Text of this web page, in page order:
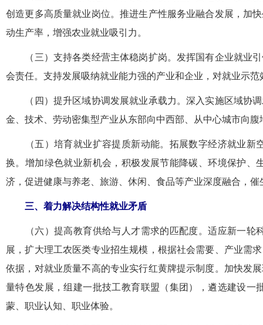
创造更多高质量就业岗位。推进生产性服务业融合发展，加
动生产率，增强农业就业吸引力。
（三）支持各类经营主体稳岗扩岗。发挥国有企业就业引
会责任。支持发展吸纳就业能力强的产业和企业，对就业示
（四）提升区域协调发展就业承载力。深入实施区域协调
金、技术、劳动密集型产业从东部向中西部、从中心城市向
（五）培育就业扩容提质新动能。拓展数字经济就业新
换。增加绿色就业新机会，积极发展节能降碳、环境保护
济，促进健康与养老、旅游、休闲、食品等产业深度融合，催
三、着力解决结构性就业矛盾
（六）提高教育供给与人才需求的匹配度。适应新一轮
展，扩大理工农医类专业招生规模，根据社会需要、产业需
依据，对就业质量不高的专业实行红黄牌提示制度。加快发
量特色发展，组建一批技工教育联盟（集团），遴选建设
蒙、职业认知、职业体验。